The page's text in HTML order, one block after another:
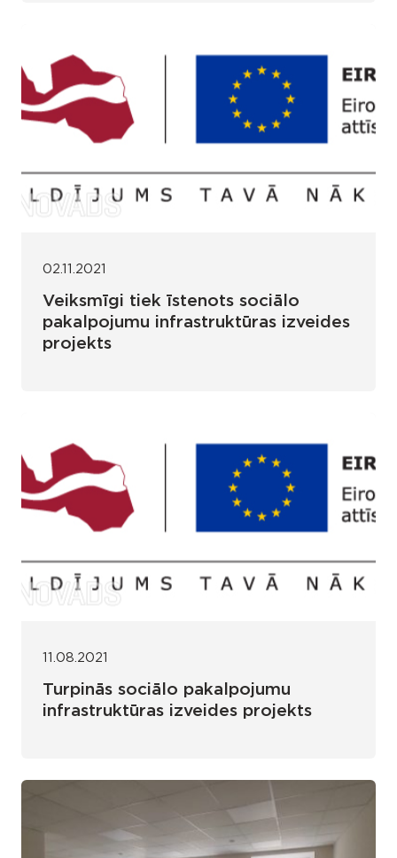
02.11.2021
Veiksmīgi tiek īstenots sociālo
pakalpojumu infrastruktūras izveides
projekts
11.08.2021
Turpinās sociālo pakalpojumu
infrastruktūras izveides projekts